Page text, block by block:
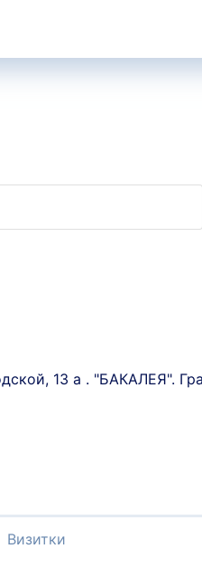
13 а . "БАКАЛЕЯ".
Визитки